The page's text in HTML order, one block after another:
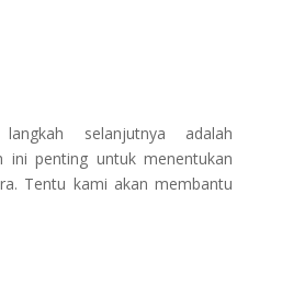
selanjutnya adalah
ini penting untuk menentukan
Tentu kami akan membantu